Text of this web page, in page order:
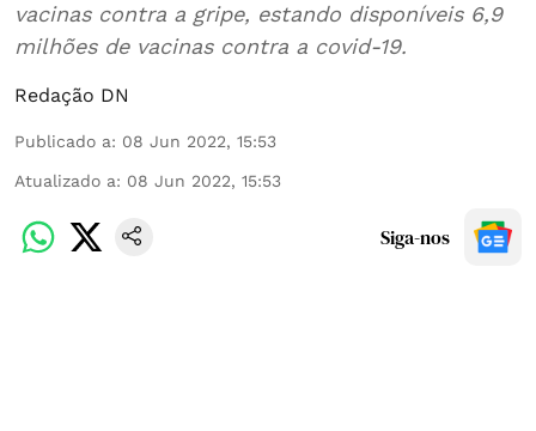
vacinas contra a gripe, estando disponíveis 6,9
milhões de vacinas contra a covid-19.
Redação DN
Publicado a: 08 Jun 2022, 15:53
Atualizado a: 08 Jun 2022, 15:53
Siga-nos